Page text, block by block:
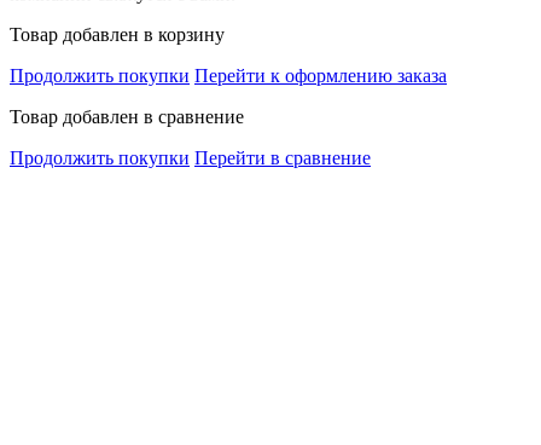
Товар добавлен в корзину
Продолжить покупки Перейти к оформлению заказа
Товар добавлен в сравнение
Продолжить покупки Перейти в сравнение